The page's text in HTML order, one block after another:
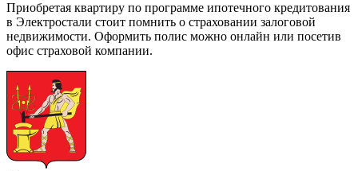
Приобретая квартиру по программе ипотечного кредитования
в Электростали стоит помнить о страховании залоговой
недвижимости. Оформить полис можно онлайн или посетив
офис страховой компании.